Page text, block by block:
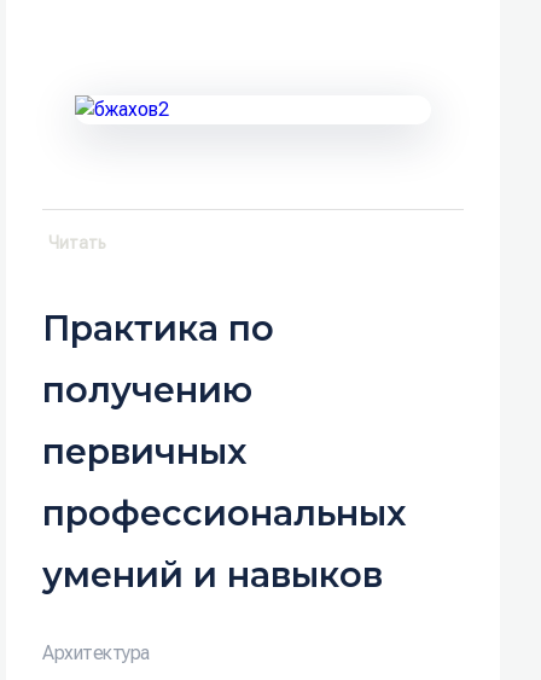
Практика по
получению
первичных
профессиональных
умений и навыков
Архитектура
Читать